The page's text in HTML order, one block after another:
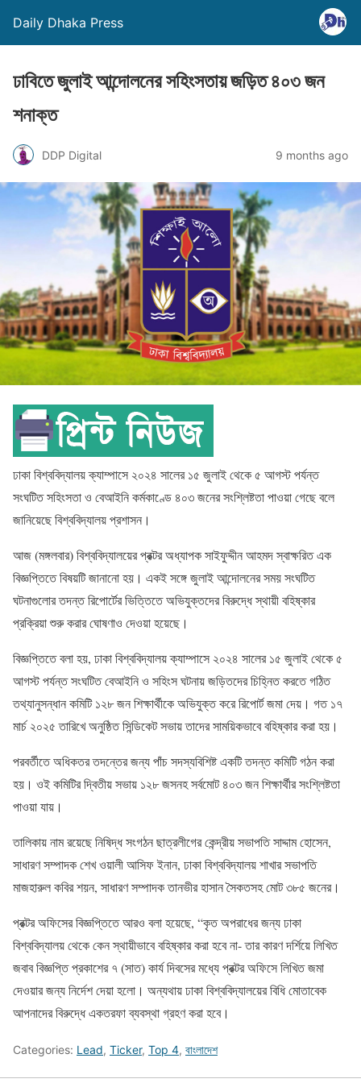
Daily Dhaka Press
ঢাবিতে জুলাই আন্দোলনের সহিংসতায় জড়িত ৪০৩ জন
শনাক্ত
DDP Digital 9 months ago
ঢাকা বিশ্ববিদ্যালয় ক্যাম্পাসে ২০২৪ সালের ১৫ জুলাই থেকে ৫ আগস্ট পর্যন্ত
সংঘটিত সহিংসতা ও বেআইনি কর্মকাণ্ডে ৪০৩ জনের সংশ্লিষ্টতা পাওয়া গেছে বলে
জানিয়েছে বিশ্ববিদ্যালয় প্রশাসন।
আজ (মঙ্গলবার) বিশ্ববিদ্যালয়ের প্রক্টর অধ্যাপক সাইফুদ্দীন আহমদ স্বাক্ষরিত এক
বিজ্ঞপ্তিতে বিষয়টি জানানো হয়। একই সঙ্গে জুলাই আন্দোলনের সময় সংঘটিত
ঘটনাগুলোর তদন্ত রিপোর্টের ভিত্তিতে অভিযুক্তদের বিরুদ্ধে স্থায়ী বহিষ্কার
প্রক্রিয়া শুরু করার ঘোষণাও দেওয়া হয়েছে।
বিজ্ঞপ্তিতে বলা হয়, ঢাকা বিশ্ববিদ্যালয় ক্যাম্পাসে ২০২৪ সালের ১৫ জুলাই থেকে ৫
আগস্ট পর্যন্ত সংঘটিত বেআইনি ও সহিংস ঘটনায় জড়িতদের চিহ্নিত করতে গঠিত
তথ্যানুসন্ধান কমিটি ১২৮ জন শিক্ষার্থীকে অভিযুক্ত করে রিপোর্ট জমা দেয়। গত ১৭
মার্চ ২০২৫ তারিখে অনুষ্ঠিত সিন্ডিকেট সভায় তাদের সাময়িকভাবে বহিষ্কার করা হয়।
পরবর্তীতে অধিকতর তদন্তের জন্য পাঁচ সদস্যবিশিষ্ট একটি তদন্ত কমিটি গঠন করা
হয়। ওই কমিটির দ্বিতীয় সভায় ১২৮ জসনহ সর্বমোট ৪০৩ জন শিক্ষার্থীর সংশ্লিষ্টতা
পাওয়া যায়।
তালিকায় নাম রয়েছে নিষিদ্ধ সংগঠন ছাত্রলীগের কেন্দ্রীয় সভাপতি সাদ্দাম হোসেন,
সাধারণ সম্পাদক শেখ ওয়ালী আসিফ ইনান, ঢাকা বিশ্ববিদ্যালয় শাখার সভাপতি
মাজহারুল কবির শয়ন, সাধারণ সম্পাদক তানভীর হাসান সৈকতসহ মোট ৩৮৫ জনের।
প্রক্টর অফিসের বিজ্ঞপ্তিতে আরও বলা হয়েছে, “কৃত অপরাধের জন্য ঢাকা
বিশ্ববিদ্যালয় থেকে কেন স্থায়ীভাবে বহিষ্কার করা হবে না- তার কারণ দর্শিয়ে লিখিত
জবাব বিজ্ঞপ্তি প্রকাশের ৭ (সাত) কার্য দিবসের মধ্যে প্রক্টর অফিসে লিখিত জমা
দেওয়ার জন্য নির্দেশ দেয়া হলো। অন্যথায় ঢাকা বিশ্ববিদ্যালয়ের বিধি মোতাবেক
আপনাদের বিরুদ্ধে একতরফা ব্যবস্থা গ্রহণ করা হবে।
Categories: Lead, Ticker, Top 4, বাংলাদেশ